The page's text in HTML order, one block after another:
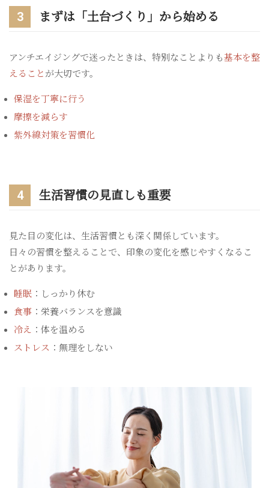
3 まずは「土台づくり」から始める
アンチエイジングで迷ったときは、特別なことよりも基本を整
えること が大切です。
保湿を丁寧に行う
摩擦を減らす
紫外線対策を習慣化
4 生活習慣の見直しも重要
見た目の変化は、生活習慣とも深く関係しています。
日々の習慣を整えることで、印象の変化を感じやすくなるこ
とがあります。
睡眠：しっかり休む
食事：栄養バランスを意識
冷え ：体を温める
ストレス ：無理をしない